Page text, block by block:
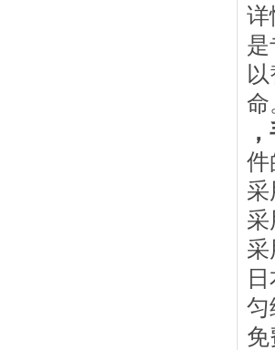
详
是
命
，
件
采
匀
免